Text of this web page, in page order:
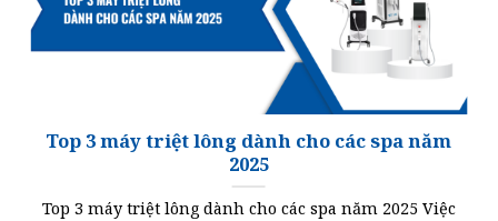
Top 3 máy triệt lông dành cho các spa năm
2025
Top 3 máy triệt lông dành cho các spa năm 2025 Việc